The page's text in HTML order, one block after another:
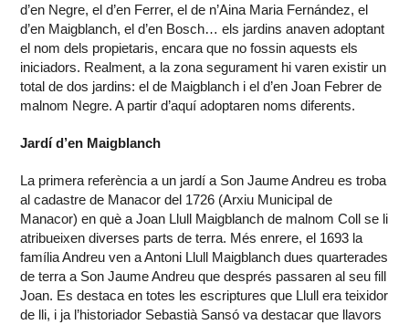
d’en Negre, el d’en Ferrer, el de n’Aina Maria Fernández, el
d’en Maigblanch, el d’en Bosch… els jardins anaven adoptant
el nom dels propietaris, encara que no fossin aquests els
iniciadors. Realment, a la zona segurament hi varen existir un
total de dos jardins: el de Maigblanch i el d’en Joan Febrer de
malnom Negre. A partir d’aquí adoptaren noms diferents.
Jardí d’en Maigblanch
La primera referència a un jardí a Son Jaume Andreu es troba
al cadastre de Manacor del 1726 (Arxiu Municipal de
Manacor) en què a Joan Llull Maigblanch de malnom Coll se li
atribueixen diverses parts de terra. Més enrere, el 1693 la
família Andreu ven a Antoni Llull Maigblanch dues quarterades
de terra a Son Jaume Andreu que després passaren al seu fill
Joan. Es destaca en totes les escriptures que Llull era teixidor
de lli, i ja l’historiador Sebastià Sansó va destacar que llavors